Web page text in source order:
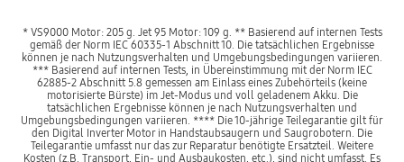
* VS9000 Motor: 205 g. Jet 95 Motor: 109 g. ** Basierend auf internen Tests
gemäß der Norm IEC 60335-1 Abschnitt 10. Die tatsächlichen Ergebnisse
können je nach Nutzungsverhalten und Umgebungsbedingungen variieren.
*** Basierend auf internen Tests, in Übereinstimmung mit der Norm IEC
62885-2 Abschnitt 5.8 gemessen am Einlass eines Zubehörteils (keine
motorisierte Bürste) im Jet-Modus und voll geladenem Akku. Die
tatsächlichen Ergebnisse können je nach Nutzungsverhalten und
Umgebungsbedingungen variieren. **** Die 10-jährige Teilegarantie gilt für
den Digital Inverter Motor in Handstaubsaugern und Saugrobotern. Die
Teilegarantie umfasst nur das zur Reparatur benötigte Ersatzteil. Weitere
Kosten (z.B. Transport, Ein- und Ausbaukosten, etc.), sind nicht umfasst. Es